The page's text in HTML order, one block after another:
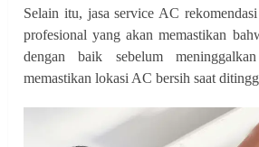
Selain itu, jasa service AC
profesional yang akan memastikan
dengan baik sebelum
memastikan lokasi AC bersih saat